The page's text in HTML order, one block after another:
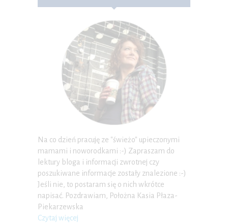
Na co dzień pracuję ze "świeżo" upieczonymi
mamami i noworodkami :-) Zapraszam do
lektury bloga i informacji zwrotnej czy
poszukiwane informacje zostały znalezione :-)
Jeśli nie, to postaram się o nich wkrótce
napisać. Pozdrawiam, Położna Kasia Płaza-
Piekarzewska
Czytaj więcej